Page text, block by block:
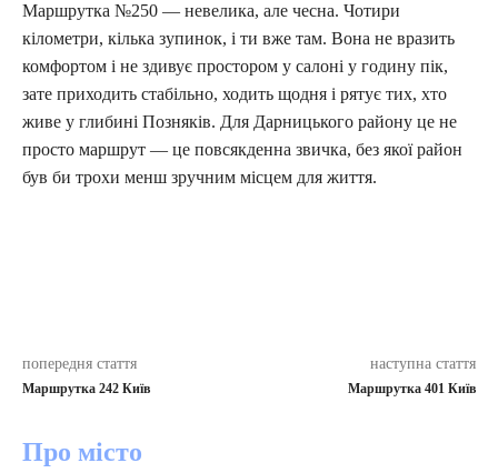
Маршрутка №250 — невелика, але чесна. Чотири
кілометри, кілька зупинок, і ти вже там. Вона не вразить
комфортом і не здивує простором у салоні у годину пік,
зате приходить стабільно, ходить щодня і рятує тих, хто
живе у глибині Позняків. Для Дарницького району це не
просто маршрут — це повсякденна звичка, без якої район
був би трохи менш зручним місцем для життя.
попередня стаття
Маршрутка 242 Київ
наступна стаття
Маршрутка 401 Київ
Про місто